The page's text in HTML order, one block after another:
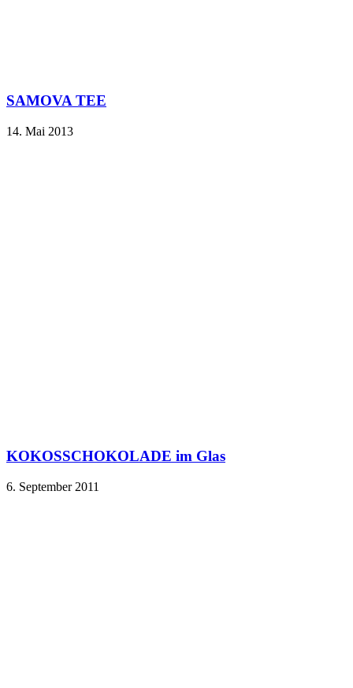
SAMOVA TEE
14. Mai 2013
KOKOSSCHOKOLADE im Glas
6. September 2011